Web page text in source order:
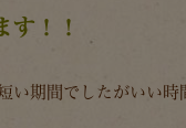
す！！
い期間でしたがいい時